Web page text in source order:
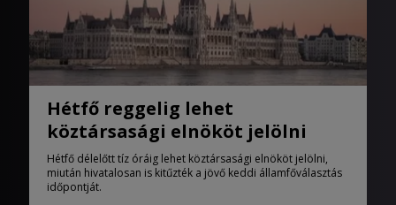
Hétfő reggelig lehet
köztársasági elnököt jelölni
Hétfő délelőtt tíz óráig lehet köztársasági elnököt jelölni,
miután hivatalosan is kitűzték a jövő keddi államfőválasztás
időpontját.